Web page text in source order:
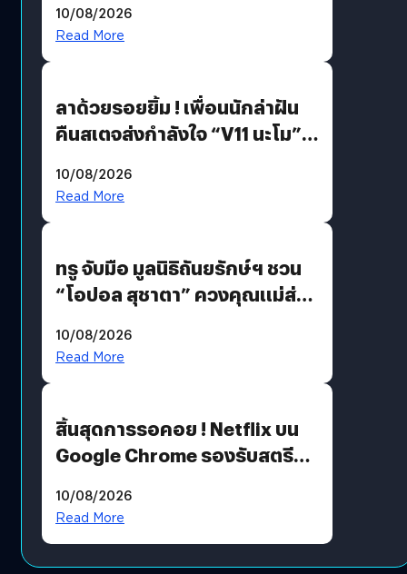
10/08/2026
Read More
ลาด้วยรอยยิ้ม ! เพื่อนนักล่าฝัน
คืนสเตจส่งกำลังใจ “V11 นะโม”
รักแน่นฮอลล์
10/08/2026
Read More
ทรู จับมือ มูลนิธิถันยรักษ์ฯ ชวน
“โอปอล สุชาตา” ควงคุณแม่ส่ง
เติมเต็มความหมายวันแม่ปีนี้
10/08/2026
Read More
สิ้นสุดการรอคอย ! Netflix บน
Google Chrome รองรับสตรีม
เงื่อนไขที่กำหนด
10/08/2026
Read More